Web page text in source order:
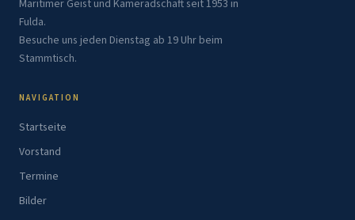
Maritimer Geist und Kameradschaft seit 1953 in
Fulda.
Besuche uns jeden Dienstag ab 19 Uhr beim
Stammtisch.
NAVIGATION
Startseite
Vorstand
Termine
Bilder